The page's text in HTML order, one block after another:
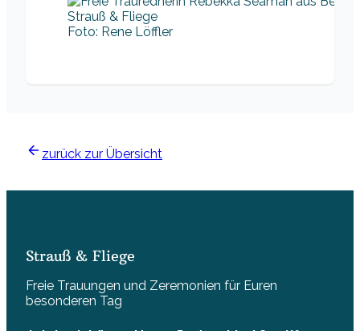
Foto: Rene Löffler
zurück zur Übersicht
Strauß & Fliege
Freie Trauungen und Zeremonien für Euren
besonderen Tag